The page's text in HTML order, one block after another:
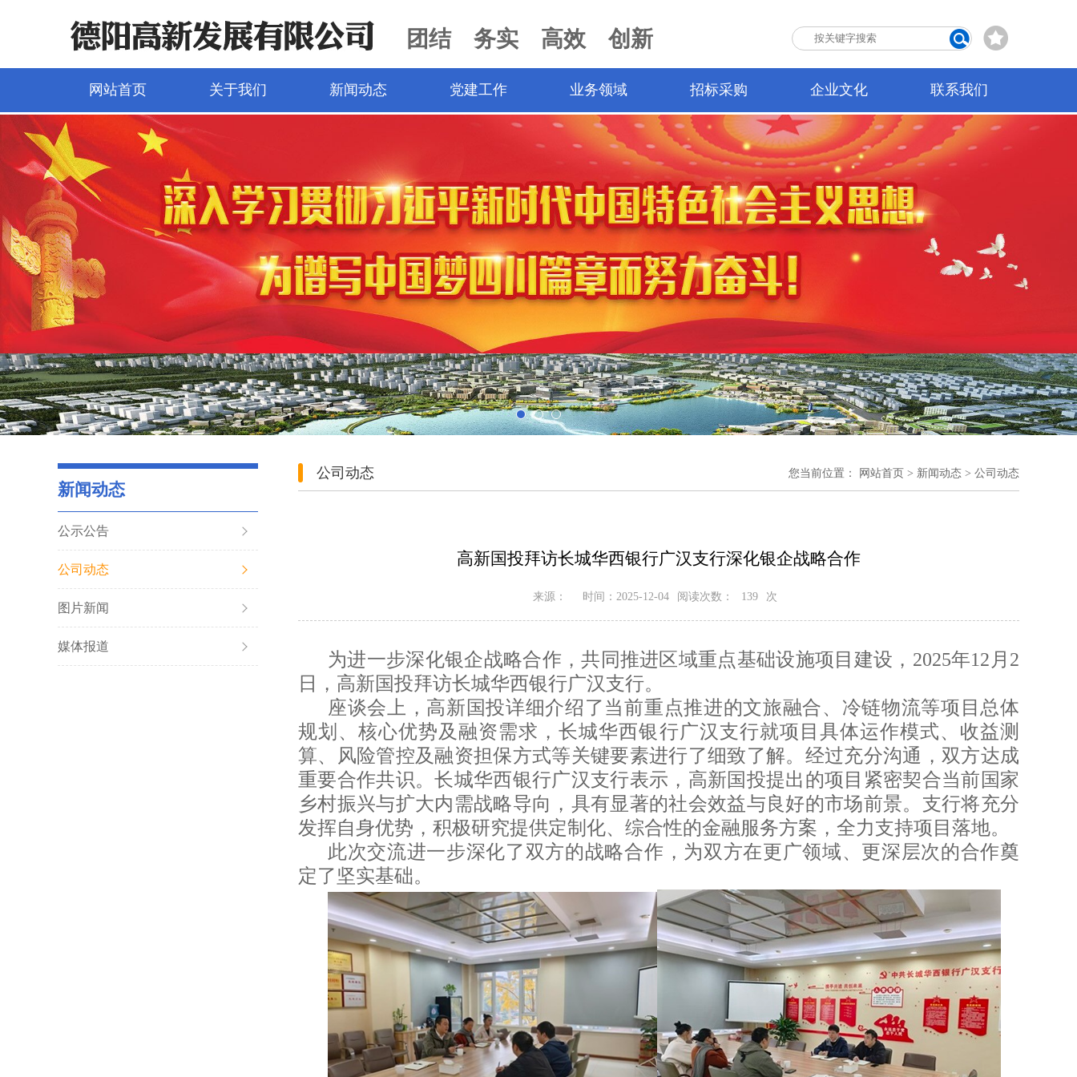
团结 务实 高效 创新
网站首页 关于我们 新闻动态 党建工作 业务领域 招标采购 企业文化 联系我们
新闻动态
公示公告
公司动态
图片新闻
媒体报道
公司动态 您当前位置： 网站首页 > 新闻动态 > 公司动态
高新国投拜访长城华西银行广汉支行深化银企战略合作
来源： 时间：2025-12-04 阅读次数： 139 次
为进一步深化银企战略合作，共同推进区域重点基础设施项目建设，2025年12月2
日，高新国投拜访长城华西银行广汉支行。
座谈会上，高新国投详细介绍了当前重点推进的文旅融合、冷链物流等项目总体
规划、核心优势及融资需求，长城华西银行广汉支行就项目具体运作模式、收益测
算、风险管控及融资担保方式等关键要素进行了细致了解。 经过充分沟通，双方达成
重要合作共识。长城华西银行广汉支行表示，高新国投提出的项目紧密契合当前国家
乡村振兴与扩大内需战略导向，具有显著的社会效益与良好的市场前景。支行将充分
发挥自身优势，积极研究提供定制化、综合性的金融服务方案，全力支持项目落地。
此次交流进一步深化了双方的战略合作，为双方在更广领域、更深层次的合作奠
定了坚实基础。